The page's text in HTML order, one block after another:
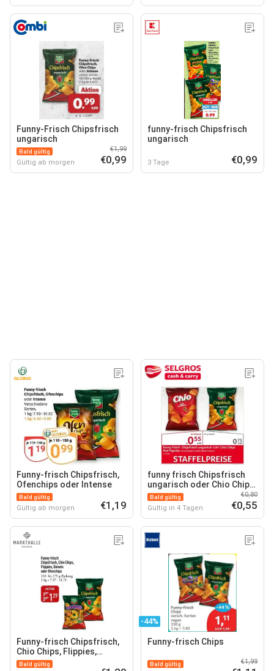
Funny-Frisch Chipsfrisch
ungarisch
Bald gültig
Gültig ab morgen
€1,99
€0,99
funny-frisch Chipsfrisch
ungarisch
3 Tage €0,99
Funny-frisch Chipsfrisch,
Ofenchips oder Intense
Bald gültig
Gültig ab morgen €1,19
funny frisch Chipsfrisch
ungarisch oder Chio Chips
Red Paprika
Bald gültig
Gültig in 4 Tagen
€0,80
€0,55
Funny-frisch Chipsfrisch,
Chio Chips, Flippies,
Donuts oder Ofen chips
Bald gültig
-44%
Funny-frisch Chips
Bald gültig €1,99